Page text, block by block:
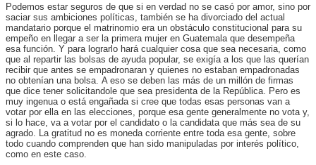
Podemos estar seguros de que si en verdad no se casó por amor, sino por
saciar sus ambiciones políticas, también se ha divorciado del actual
mandatario porque el matrinomio era un obstáculo constitucional para su
empeño en llegar a ser la primera mujer en Guatemala que desempeña
esa función. Y para lograrlo hará cualquier cosa que sea necesaria, como
que al repartir las bolsas de ayuda popular, se exigía a los que las querían
recibir que antes se empadronaran y quienes no estaban empadronadas
no obtenían una bolsa. A eso se deben las más de un millón de firmas
que dice tener solicitandole que sea presidenta de la República. Pero es
muy ingenua o está engañada si cree que todas esas personas van a
votar por ella en las elecciones, porque esa gente generalmente no vota y,
si lo hace, va a votar por el candidato o la candidata que más sea de su
agrado. La gratitud no es moneda corriente entre toda esa gente, sobre
todo cuando comprenden que han sido manipuladas por interés político,
como en este caso.